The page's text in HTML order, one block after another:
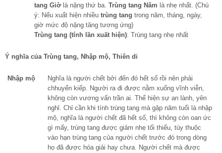
tang Giờlà nặng thứ ba. Trùng tang Năm là nhẹ nhất. (Chú
ý: Nếu xuất hiện nhiều trùng tang trong năm, tháng, ngày,
giờ mức độ nặng tăng tương ứng)
Trùng tang (tính lần xuất hiện): Trùng tang nhẹ nhất
Ý nghĩa của Trùng tang, Nhập mộ, Thiên di
Nhập mộ
Nghĩa là người chết bởi đến đó hết số rồi nên phải
chhuyển kiếp. Người ra đi được nằm xuống vĩnh viễn,
không còn vương vấn trần ai. Thể hiện sự an lành, yên
nghỉ. Chỉ cần khi tính trùng tang mà gặp năm tuổi là nhập
mộ, nghĩa là người chết đã hết số, thì không còn oan ức
gì mấy, trùng tang được giảm nhẹ tối thiểu, tùy thuộc
vào hạn trùng tang của người chết trước đó trong dòng
họ đã được hóa giải hay chưa. Người chết mà được